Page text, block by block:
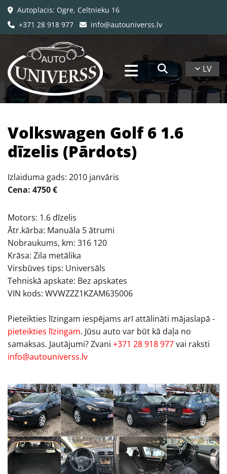
 Autoplacis: Ogre, Celtnieku 16
 +371 28 918 977  info@autouniverss.lv
LV
​Volkswagen Golf 6 1.6
dīzelis (Pārdots)
Izlaiduma gads: 2010 janvāris
Cena: 4750 €
Motors: 1.6 dīzelis
Ātr.kārba: Manuāla 5 ātrumi
Nobraukums, km: 316 120
Krāsa: Zila metālika
Virsbūves tips: Universāls
Tehniskā apskate: Bez apskates
VIN kods: WVWZZZ1KZAM635006
Pieteikties līzingam iespējams arī attālināti mājaslapā -
pieteikties līzingam. Jūsu auto var būt kā daļa no
samaksas. Jautājumi? Zvani +371 28 918 977vai raksti
info@autouniverss.lv